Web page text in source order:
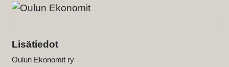
Lisätiedot
Oulun Ekonomit ry